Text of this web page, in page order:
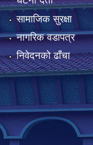
सामाजिक सुरक्षा
नागरिक वडापत्र
निवेदनको ढाँचा